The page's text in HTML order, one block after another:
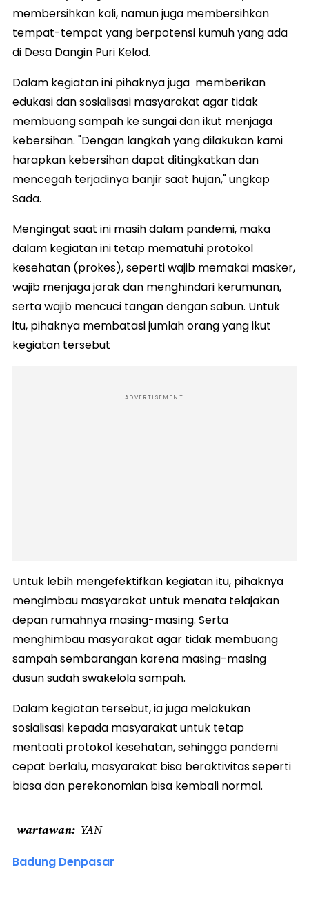
membersihkan kali, namun juga membersihkan
tempat-tempat yang berpotensi kumuh yang ada
di Desa Dangin Puri Kelod.
Dalam kegiatan ini pihaknya juga memberikan
edukasi dan sosialisasi masyarakat agar tidak
membuang sampah ke sungai dan ikut menjaga
kebersihan. "Dengan langkah yang dilakukan kami
harapkan kebersihan dapat ditingkatkan dan
mencegah terjadinya banjir saat hujan," ungkap
Sada.
Mengingat saat ini masih dalam pandemi, maka
dalam kegiatan ini tetap mematuhi protokol
kesehatan (prokes), seperti wajib memakai masker,
wajib menjaga jarak dan menghindari kerumunan,
serta wajib mencuci tangan dengan sabun. Untuk
itu, pihaknya membatasi jumlah orang yang ikut
kegiatan tersebut
ADVERTISEMENT
Untuk lebih mengefektifkan kegiatan itu, pihaknya
mengimbau masyarakat untuk menata telajakan
depan rumahnya masing-masing. Serta
menghimbau masyarakat agar tidak membuang
sampah sembarangan karena masing-masing
dusun sudah swakelola sampah.
Dalam kegiatan tersebut, ia juga melakukan
sosialisasi kepada masyarakat untuk tetap
mentaati protokol kesehatan, sehingga pandemi
cepat berlalu, masyarakat bisa beraktivitas seperti
biasa dan perekonomian bisa kembali normal.
wartawan YAN
Badung Denpasar